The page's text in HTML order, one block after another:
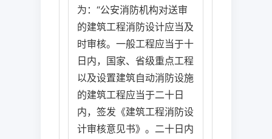
为：“公安消防机构对送审
的建筑工程消防设计应当及
时审核。一般工程应当于十
日内，国家、省级重点工程
以及设置建筑自动消防设施
的建筑工程应当于二十日
内，签发《建筑工程消防设
计审核意见书》。二十日内